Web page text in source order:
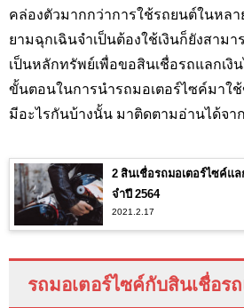
คล่องตัวมากกว่าการใช้รถยนต์ในหล
ยามฉุกเฉินจำเป็นต้องใช้เงินก็ยังสาม
เป็นหลักทรัพย์เพื่อขอสินเชื่อรถแลกเงิ
ขั้นตอนในการนำรถมอเตอร์ไซค์มาใช้
มีอะไรกันบ้างนั้น มาติดตามอ่านได้จา
2 สินเชื่อรถมอเตอร์ไซค์แล
จำปี 2564
2021.2.17
รถมอเตอร์ไซค์กับสินเชื่อร